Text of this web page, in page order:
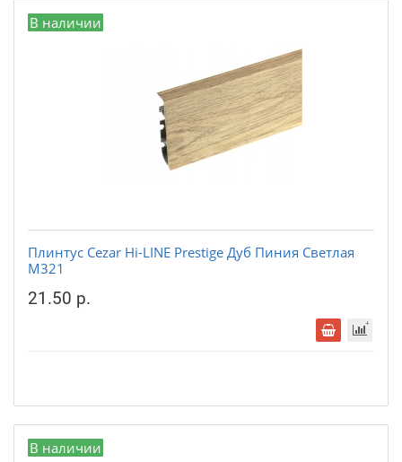
В наличии
Плинтус Cezar Hi-LINE Prestige Дуб Пиния Светлая
М321
21.50 р.
В наличии